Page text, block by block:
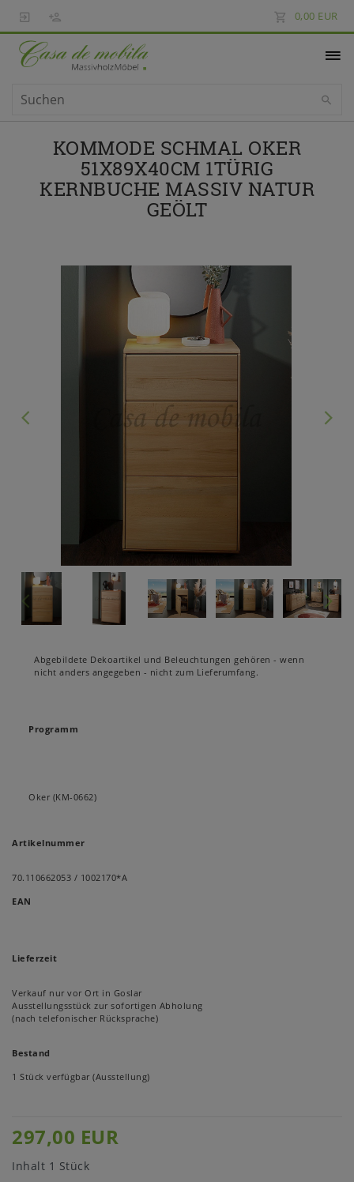
0,00 EUR
KOMMODE SCHMAL OKER
51X89X40CM 1TÜRIG
KERNBUCHE MASSIV NATUR
GEÖLT
Abgebildete Dekoartikel und Beleuchtungen gehören - wenn
nicht anders angegeben - nicht zum Lieferumfang.
Programm
Oker (KM-0662)
Artikelnummer
70.110662053 / 1002170*A
EAN
Lieferzeit
Verkauf nur vor Ort in Goslar
Ausstellungsstück zur sofortigen Abholung
(nach telefonischer Rücksprache)
Bestand
1 Stück verfügbar (Ausstellung)
297,00 EUR
Inhalt 1 Stück